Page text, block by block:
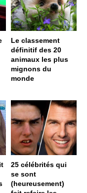
Le classement
définitif des 20
animaux les plus
mignons du
monde
25 célébrités qui
se sont
(heureusement)